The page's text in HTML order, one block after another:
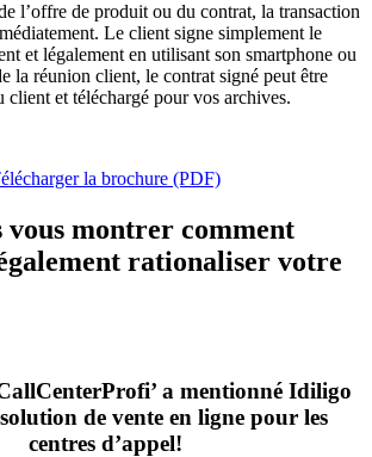
l’offre de produit ou du contrat, la transaction
Le client signe simplement le
et légalement en utilisant son smartphone ou
la réunion client, le contrat signé peut être
client et téléchargé pour vos archives.
la brochure (PDF)
vous montrer comment
rationaliser votre
a mentionné Idiligo
de vente en ligne pour les
centres d’appel!